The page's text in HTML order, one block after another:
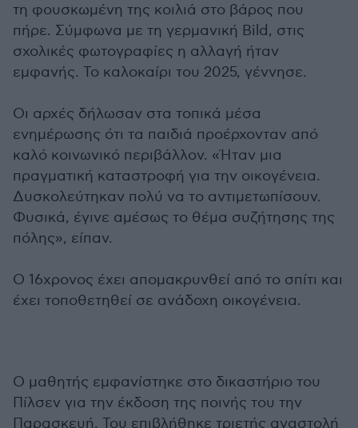
τη φουσκωμένη της κοιλιά στο βάρος που
πήρε. Σύμφωνα με τη γερμανική Bild, στις
σχολικές φωτογραφίες η αλλαγή ήταν
εμφανής. Το καλοκαίρι του 2025, γέννησε.
Οι αρχές δήλωσαν στα τοπικά μέσα
ενημέρωσης ότι τα παιδιά προέρχονταν από
καλό κοινωνικό περιβάλλον. «Ήταν μια
πραγματική καταστροφή για την οικογένεια.
Δυσκολεύτηκαν πολύ να το αντιμετωπίσουν.
Φυσικά, έγινε αμέσως το θέμα συζήτησης της
πόλης», είπαν.
Ο 16χρονος έχει απομακρυνθεί από το σπίτι και
έχει τοποθετηθεί σε ανάδοχη οικογένεια.
Ο μαθητής εμφανίστηκε στο δικαστήριο του
Πίλσεν για την έκδοση της ποινής του την
Παρασκευή. Του επιβλήθηκε τριετής αναστολή